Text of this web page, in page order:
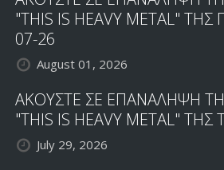
"THIS IS HEAVY METAL"
07-26
August 01, 2026
ΑΚΟΥΣΤΕ ΣΕ ΕΠΑΝΑΛΗΨΗ
"THIS IS HEAVY METAL" ΤΗΣ
July 29, 2026